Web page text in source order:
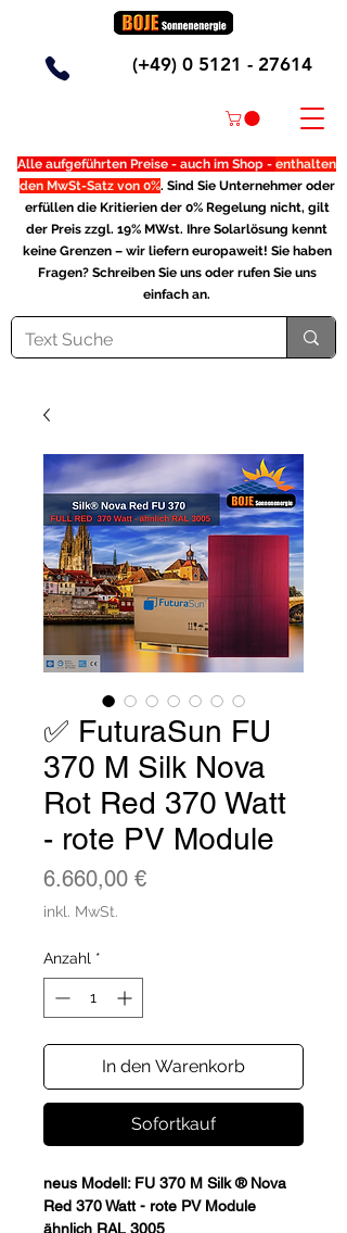
(+49) 0 5121 - 27614
Alle aufgeführten Preise - auch im Shop - enthalten
den MwSt-Satz von 0%. Sind Sie Unternehmer oder
erfüllen die Kritierien der 0% Regelung nicht, gilt
der Preis zzgl. 19% MWst. Ihre Solarlösung kennt
keine Grenzen – wir liefern europaweit! Sie haben
Fragen? Schreiben Sie uns oder rufen Sie uns
einfach an.
✅ FuturaSun FU
370 M Silk Nova
Rot Red 370 Watt
- rote PV Module
6.660,00 €Preis
inkl. MwSt.
Anzahl *
In den Warenkorb
Sofortkauf
neus Modell: FU 370 M Silk ® Nova
Red 370 Watt - rote PV Module
ähnlich RAL 3005